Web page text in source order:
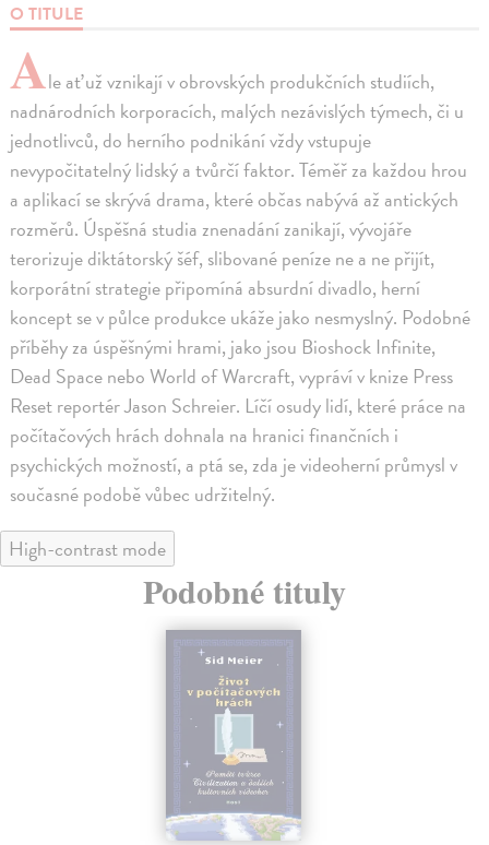
O TITULE
Ale ať už vznikají v obrovských produkčních studiích,
nadnárodních korporacích, malých nezávislých týmech, či u
jednotlivců, do herního podnikání vždy vstupuje
nevypočitatelný lidský a tvůrčí faktor. Téměř za každou hrou
a aplikací se skrývá drama, které občas nabývá až antických
rozměrů. Úspěšná studia znenadání zanikají, vývojáře
terorizuje diktátorský šéf, slibované peníze ne a ne přijít,
korporátní strategie připomíná absurdní divadlo, herní
koncept se v půlce produkce ukáže jako nesmyslný. Podobné
příběhy za úspěšnými hrami, jako jsou Bioshock Infinite,
Dead Space nebo World of Warcraft, vypráví v knize Press
Reset reportér Jason Schreier. Líčí osudy lidí, které práce na
počítačových hrách dohnala na hranici finančních i
psychických možností, a ptá se, zda je videoherní průmysl v
současné podobě vůbec udržitelný.
High-contrast mode
Podobné tituly